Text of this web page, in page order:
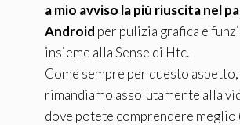
a mio avviso la più riuscita nel
Android per pulizia grafica e
insieme alla Sense di Htc.
Come sempre per questo aspetto,
rimandiamo assolutamente alla
dove potete comprendere meglio